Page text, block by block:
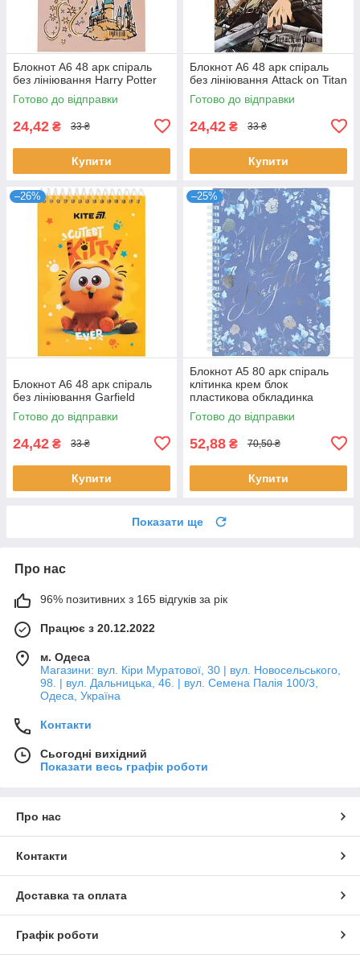
Блокнот А6 48 арк спіраль
без лініювання Harry Potter
Готово до відправки
24,42 ₴ 33 ₴
Купити
Блокнот А6 48 арк спіраль
без лініювання Attack on Titan
Готово до відправки
24,42 ₴ 33 ₴
Купити
–26%
Блокнот А6 48 арк спіраль
без лініювання Garfield
Готово до відправки
24,42 ₴ 33 ₴
Купити
–25%
Блокнот А5 80 арк спіраль
клітинка крем блок
пластикова обкладинка
Flower symphony 3
Готово до відправки
52,88 ₴ 70,50 ₴
Купити
Показати ще
Про нас
96% позитивних з 165 відгуків за рік
Працює з 20.12.2022
м. Одеса
Магазини: вул. Кіри Муратової, 30 | вул. Новосельського,
98. | вул. Дальницька, 46. | вул. Семена Палія 100/3,
Одеса, Україна
Контакти
Сьогодні вихідний
Показати весь графік роботи
Про нас
Контакти
Доставка та оплата
Графік роботи